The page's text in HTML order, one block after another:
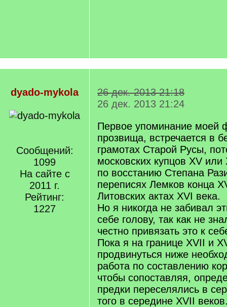
dyado-mykola
Сообщений:
1099
На сайте с
2011 г.
Рейтинг:
1227
26 дек. 2013 21:18
26 дек. 2013 21:24
Первое упоминание моей
прозвища, встречается в
грамотах Старой Русы,
московских купцов XV
по восстанию Степана
переписях Лемков конца
Литовских актах XVI века.
Но я никогда не забивал
себе голову, так как не
честно привязать это к
Пока я на границе XVII и
продвинуться ниже
работа по составлению
чтобы сопоставляя,
предки переселялись в
того в середине XVII